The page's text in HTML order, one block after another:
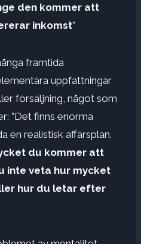
den kommer att
inkomst”
framtida
uppfattningar
försäljning, något som
”Det finns enorma
en realistisk affärsplan.
du kommer att
inte veta hur mycket
hur du letar efter